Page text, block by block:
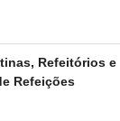
Refeitórios e
Refeições